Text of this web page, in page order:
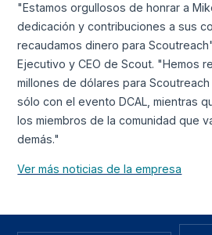
"Estamos orgullosos de honrar a
dedicación y contribuciones a sus
recaudamos dinero para
Ejecutivo y CEO de Scout. "Hemos
millones de dólares para
sólo con el evento DCAL, mientras
los miembros de la comunidad que
demás."
Ver más noticias de la empresa